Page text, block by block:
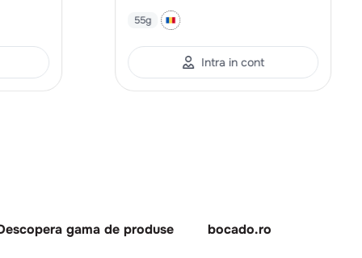
55g
Intra in cont
gama de produse bocado.ro